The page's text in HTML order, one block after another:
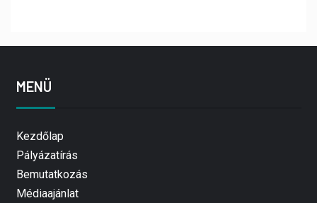
MENÜ
Kezdőlap
Pályázatírás
Bemutatkozás
Médiaajánlat